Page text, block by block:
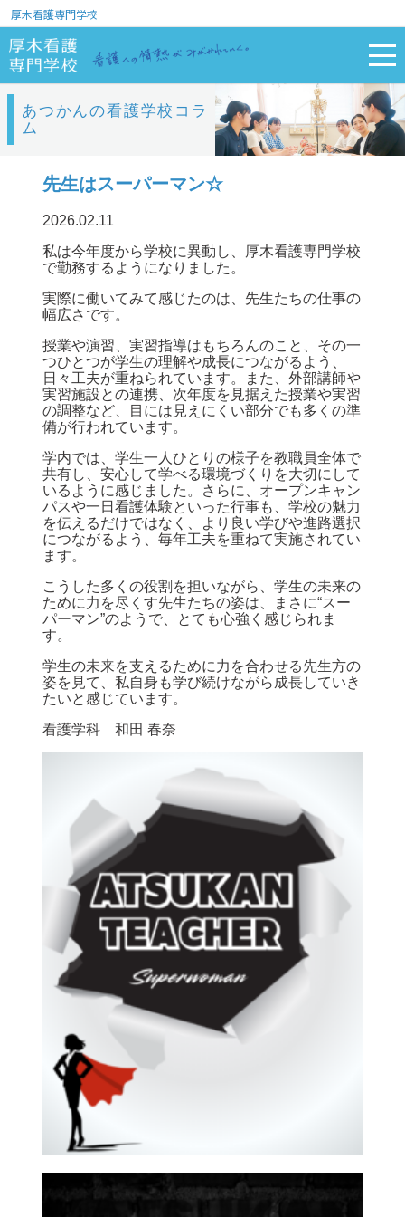
厚木看護専門学校
あつかんの看護学校コラ
ム
先生はスーパーマン☆
2026.02.11
私は今年度から学校に異動し、厚木看護専門学校
で勤務するようになりました。
実際に働いてみて感じたのは、先生たちの仕事の
幅広さです。
授業や演習、実習指導はもちろんのこと、その一
つひとつが学生の理解や成長につながるよう、
日々工夫が重ねられています。また、外部講師や
実習施設との連携、次年度を見据えた授業や実習
の調整など、目には見えにくい部分でも多くの準
備が行われています。
学内では、学生一人ひとりの様子を教職員全体で
共有し、安心して学べる環境づくりを大切にして
いるように感じました。さらに、オープンキャン
パスや一日看護体験といった行事も、学校の魅力
を伝えるだけではなく、より良い学びや進路選択
につながるよう、毎年工夫を重ねて実施されてい
ます。
こうした多くの役割を担いながら、学生の未来の
ために力を尽くす先生たちの姿は、まさに“スー
パーマン”のようで、とても心強く感じられま
す。
学生の未来を支えるために力を合わせる先生方の
姿を見て、私自身も学び続けながら成長していき
たいと感じています。
看護学科 和田 春奈